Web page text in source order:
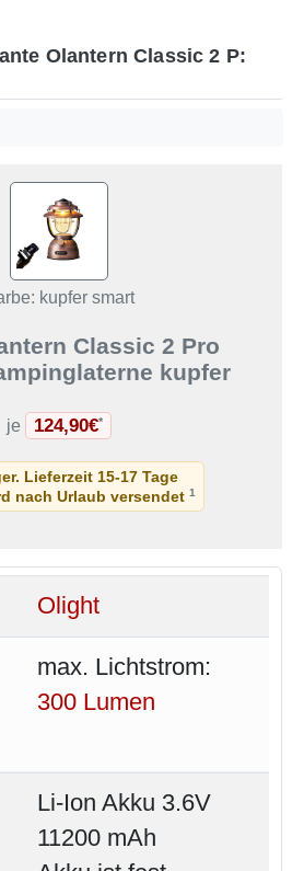
Olantern Classic 2 P:
kupfer smart
Classic 2 Pro
kupfer
je 124,90€*
Lieferzeit 15-17 Tage
nach Urlaub versendet 1
Olight
max. Lichtstrom:
300 Lumen
Li-Ion Akku 3.6V
11200 mAh